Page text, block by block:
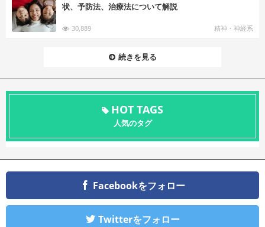
状、予防法、治療法について解説
30,889 精神・神経系
続きを見る
HOT TAGS
人気のタグ
Facebookをフォロー
Twitterをフォロー